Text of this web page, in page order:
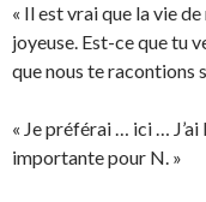
« Il est vrai que la vie
joyeuse. Est-ce que tu
que nous te racontions
« Je préférai … ici … J’ai
importante pour N. »